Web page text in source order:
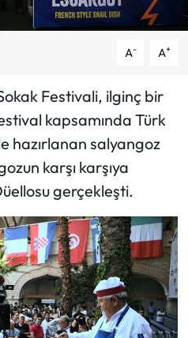
A- A+
Festivali, ilginç bir
kapsamında Türk
hazırlanan salyangoz
karşı karşıya
gerçekleşti.